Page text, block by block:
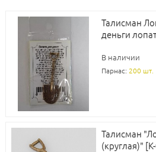
Талисман
деньги
В наличии
Парнас: 200 шт.
Талисман
(круглая)"